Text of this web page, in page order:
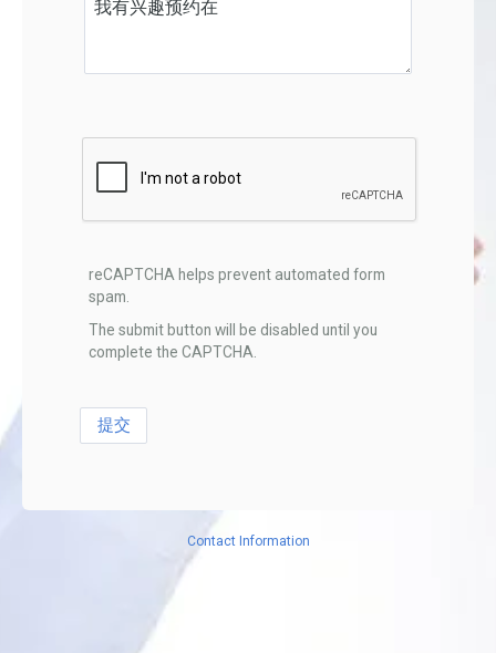
reCAPTCHA helps prevent automated form
spam.
The submit button will be disabled until you
complete the CAPTCHA.
Contact Information